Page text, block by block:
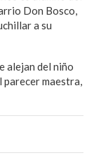
Don Bosco,
a su
alejan del niño
parecer maestra,